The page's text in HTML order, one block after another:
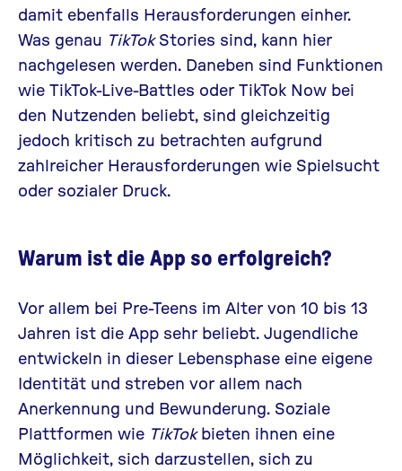
damit ebenfalls Herausforderungen einher.
Was genau TikTokStories sind, kann hier
nachgelesen werden. Daneben sind Funktionen
wie TikTok-Live-Battles oderTikTok Now bei
den Nutzenden beliebt, sind gleichzeitig
jedoch kritisch zu betrachten aufgrund
zahlreicher Herausforderungen wie Spielsucht
oder sozialer Druck.
Warum ist die App so erfolgreich?
Vor allem bei Pre-Teens im Alter von 10 bis 13
Jahren ist die App sehr beliebt. Jugendliche
entwickeln in dieser Lebensphase eine eigene
Identität und streben vor allem nach
Anerkennung und Bewunderung. Soziale
Plattformen wie TikTokbieten ihnen eine
Möglichkeit, sich darzustellen, sich zu